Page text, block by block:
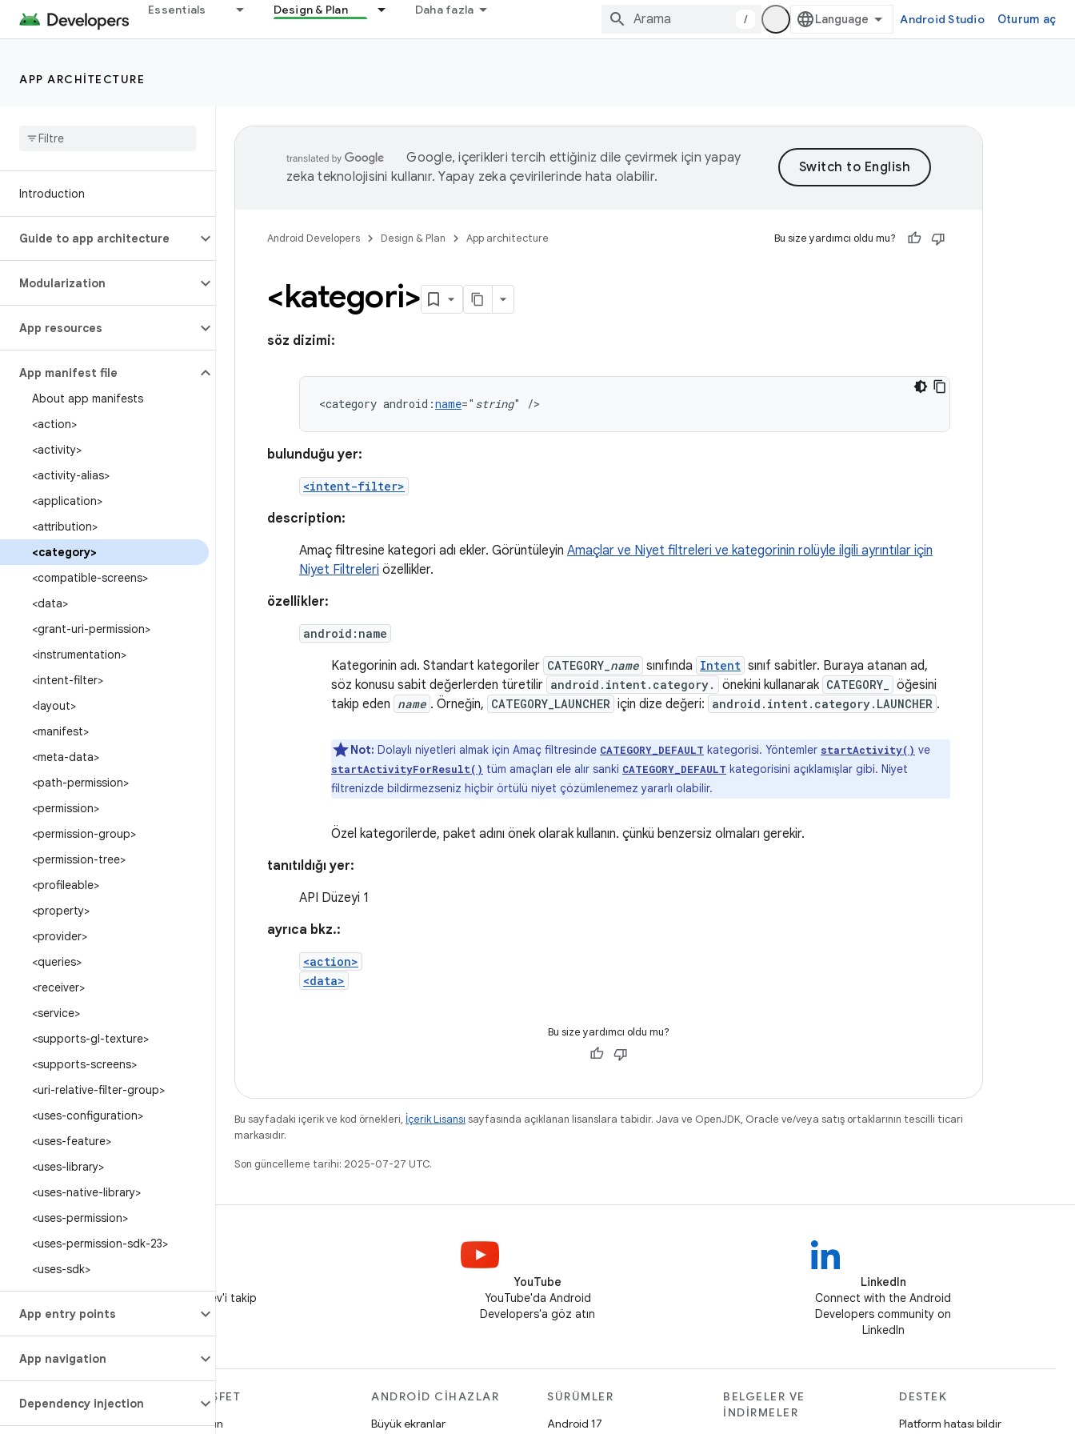
Essentials Design & Plan Daha fazla
/ Android Studio Oturum aç
APP ARCHITECTURE
Introduction
Guide to app architecture
Modularization
App resources
App manifest file
About app manifests
<action>
<activity>
<activity-alias>
<application>
<attribution>
<category>
<compatible-screens>
<data>
<grant-uri-permission>
<instrumentation>
<intent-filter>
<layout>
<manifest>
<meta-data>
<path-permission>
<permission>
<permission-group>
<permission-tree>
<profileable>
<property>
<provider>
<queries>
<receiver>
<service>
<supports-gl-texture>
<supports-screens>
<uri-relative-filter-group>
<uses-configuration>
<uses-feature>
<uses-library>
<uses-native-library>
<uses-permission>
<uses-permission-sdk-23>
<uses-sdk>
App entry points
App navigation
Dependency injection
Google, içerikleri tercih ettiğiniz dile çevirmek için yapay
zeka teknolojisini kullanır. Yapay zeka çevirilerinde hata olabilir.
Android Developers Design & Plan App architecture Bu size yardımcı oldu mu?
<kategori>
söz dizimi:
<category android:name=" string" />
bulunduğu yer:
<intent-filter>
description:
Amaç filtresine kategori adı ekler. Görüntüleyin Amaçlar ve Niyet filtreleri ve kategorinin rolüyle ilgili ayrıntılar için
Niyet Filtreleri özellikler.
özellikler:
android:name
Kategorinin adı. Standart kategoriler CATEGORY_ name sınıfında Intent sınıf sabitler. Buraya atanan ad,
söz konusu sabit değerlerden türetilir android.intent.category. önekini kullanarak CATEGORY_
öğesini
takip eden name . Örneğin, CATEGORY_LAUNCHER için dize değeri: android.intent.category.LAUNCHER .
Not: Dolaylı niyetleri almak için Amaç filtresinde CATEGORY_DEFAULT kategorisi. Yöntemler startActivity() ve
startActivityForResult() tüm amaçları ele alır sanki CATEGORY_DEFAULT kategorisini açıklamışlar gibi. Niyet
filtrenizde bildirmezseniz hiçbir örtülü niyet çözümlenemez yararlı olabilir.
Özel kategorilerde, paket adını önek olarak kullanın. çünkü benzersiz olmaları gerekir.
tanıtıldığı yer:
API Düzeyi 1
ayrıca bkz.:
<action>
<data>
Bu size yardımcı oldu mu?
Bu sayfadaki içerik ve kod örnekleri, İçerik Lisansı sayfasında açıklanan lisanslara tabidir. Java ve OpenJDK, Oracle ve/veya satış ortaklarının tescilli ticari
markasıdır.
Son güncelleme tarihi: 2025-07-27 UTC.
X'te @AndroidDev'i takip
edin
YouTube
YouTube'da Android
Developers'a göz atın
LinkedIn
Connect with the Android
Developers community on
LinkedIn
ANDROID HAKKINDA
DAHA FAZLA
KEŞFET
Oyun
ANDROID CIHAZLAR
Büyük ekranlar
SÜRÜMLER
Android 17
BELGELER VE
İNDIRMELER
DESTEK
Platform hatası bildir